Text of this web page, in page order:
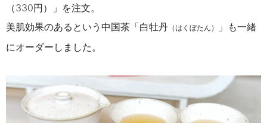
（330円）」を注文。
美肌効果のあるという中国茶「白牡丹 （はくぼたん）
」も一緒
にオーダーしました。